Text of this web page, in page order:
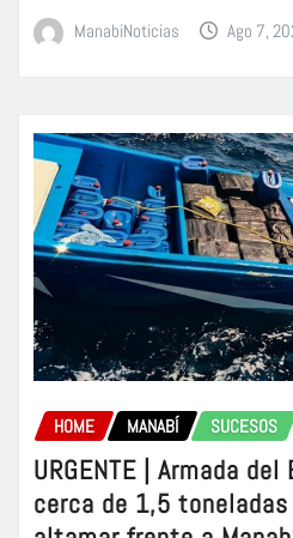
ManabiNoticias Ago 7,
HOME MANABÍ SUCESOS
URGENTE | Armada
cerca de 1,5 toneladas